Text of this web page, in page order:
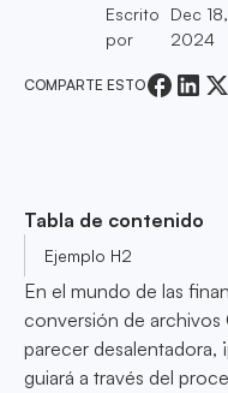
Escrito
por
Dec 18,
2024
COMPARTE ESTO
Tabla de contenido
Ejemplo H2
En el mundo de las
conversión de
parecer desalentadora,
guiará a través del